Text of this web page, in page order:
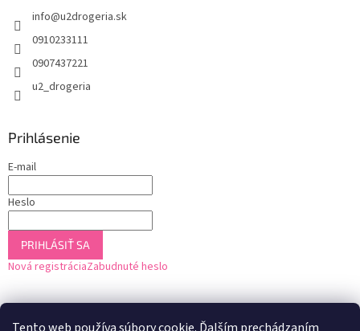
info@u2drogeria.sk
0910233111
0907437221
u2_drogeria
Prihlásenie
E-mail
Heslo
PRIHLÁSIŤ SA
Nová registráciaZabudnuté heslo